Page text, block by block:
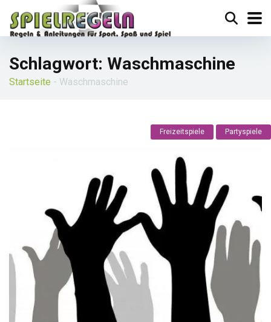
Schlagwort: Waschmaschine
Startseite - Waschmaschine
Freizeitspiele Partyspiele